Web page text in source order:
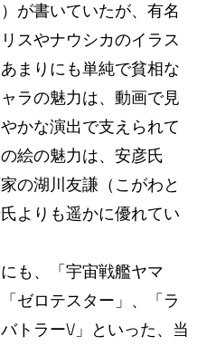
が書いていたが、有名
スやナウシカのイラス
まりにも単純で貧相な
ラの魅力は、動画で見
かな演出で支えられて
絵の魅力は、安彦氏
の湖川友謙（こがわと
よりも遥かに優れてい
も、「宇宙戦艦ヤマ
ゼロテスター」、「ラ
トラーV」といった、当